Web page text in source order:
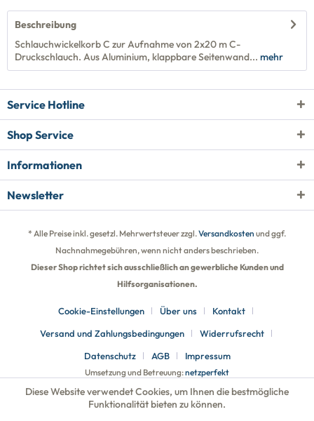
Beschreibung
Schlauchwickelkorb C zur Aufnahme von 2x20 m C-
Druckschlauch. Aus Aluminium, klappbare Seitenwand... mehr
Service Hotline
Shop Service
Informationen
Newsletter
* Alle Preise inkl. gesetzl. Mehrwertsteuer zzgl.Versandkosten und ggf.
Nachnahmegebühren, wenn nicht anders beschrieben.
Dieser Shop richtet sich ausschließlich an gewerbliche Kunden und
Hilfsorganisationen.
Cookie-Einstellungen Über uns
Kontakt
Versand und Zahlungsbedingungen
Widerrufsrecht
Datenschutz
AGB Impressum
Umsetzung und Betreuung:netzperfekt
Diese Website verwendet Cookies, um Ihnen die bestmögliche
Funktionalität bieten zu können.